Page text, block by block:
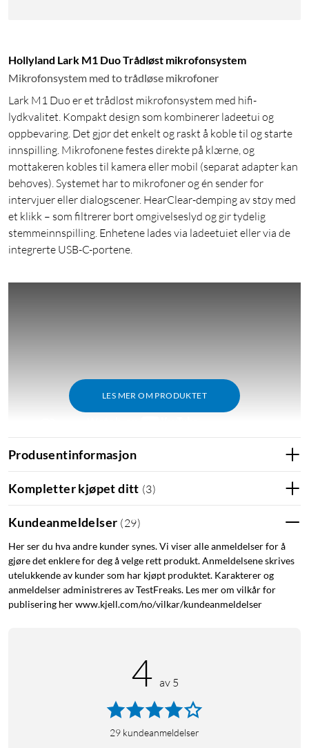
Hollyland Lark M1 Duo Trådløst mikrofonsystem
Mikrofonsystem med to trådløse mikrofoner
Lark M1 Duo er et trådløst mikrofonsystem med hifi-
lydkvalitet. Kompakt design som kombinerer ladeetui og
oppbevaring. Det gjør det enkelt og raskt å koble til og starte
innspilling. Mikrofonene festes direkte på klærne, og
mottakeren kobles til kamera eller mobil (separat adapter kan
behøves). Systemet har to mikrofoner og én sender for
intervjuer eller dialogscener. HearClear-demping av støy med
et klikk – som filtrerer bort omgivelseslyd og gir tydelig
stemmeinnspilling. Enhetene lades via ladeetuiet eller via de
integrerte USB-C-portene.
LES MER OM PRODUKTET
Funksjoner
To-i-ett-lading og oppbevaring
Lett å bruke med Plug and Play-design
Lite og lett å ta med
Hifi-lydkvalitet
Stabil tilkobling på ca. 200 m
Opptil 8 timers batteritid
HearClear-støydemping med et klikk
Produsentinformasjon
Kompletter kjøpet ditt (3)
Kundeanmeldelser (29)
Her ser du hva andre kunder synes. Vi viser alle anmeldelser for å
gjøre det enklere for deg å velge rett produkt. Anmeldelsene skrives
utelukkende av kunder som har kjøpt produktet. Karakterer og
anmeldelser administreres av TestFreaks. Les mer om vilkår for
publisering her www.kjell.com/no/vilkar/kundeanmeldelser
4 av 5
29 kundeanmeldelser